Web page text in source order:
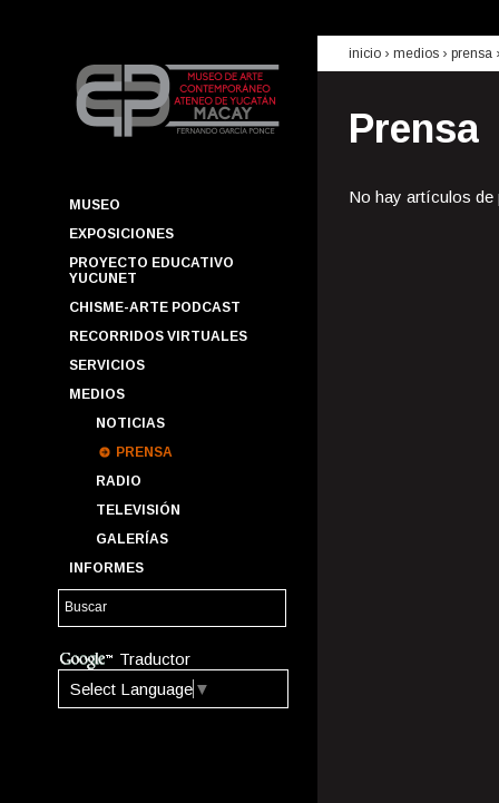
MUSEO
EXPOSICIONES
PROYECTO EDUCATIVO
YUCUNET
CHISME-ARTE PODCAST
RECORRIDOS VIRTUALES
SERVICIOS
MEDIOS
NOTICIAS
PRENSA
RADIO
TELEVISIÓN
GALERÍAS
INFORMES
Traductor
Select Language ▼
inicio › medios › prensa
Prensa
No hay artículos de